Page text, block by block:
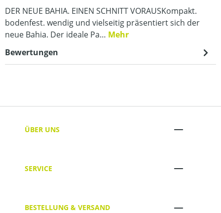
DER NEUE BAHIA. EINEN SCHNITT VORAUSKompakt.
bodenfest. wendig und vielseitig präsentiert sich der
neue Bahia. Der ideale Pa… Mehr
Bewertungen
ÜBER UNS
SERVICE
BESTELLUNG & VERSAND